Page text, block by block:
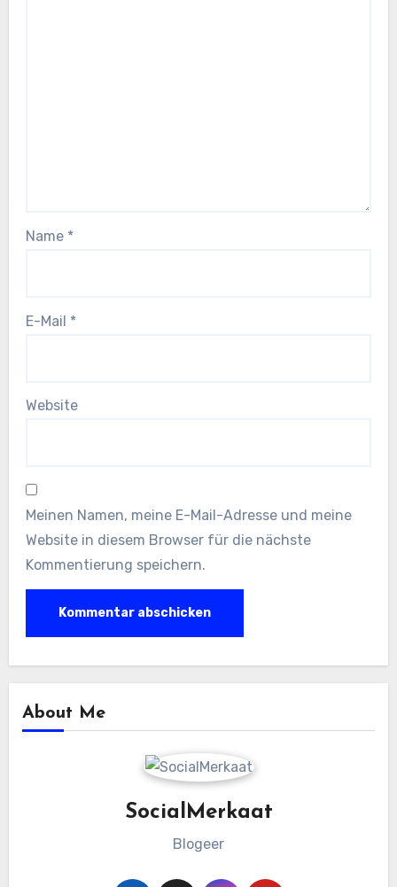
Name *
E-Mail *
Website
Meinen Namen, meine E-Mail-Adresse und meine
Website in diesem Browser für die nächste
Kommentierung speichern.
About Me
SocialMerkaat
Blogeer